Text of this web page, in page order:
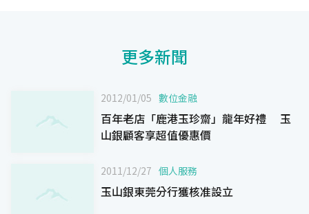
更多新聞
2012/01/05 數位金融
百年老店「鹿港玉珍齋」龍年好禮 玉
山銀顧客享超值優惠價
2011/12/27 個人服務
玉山銀東莞分行獲核准設立